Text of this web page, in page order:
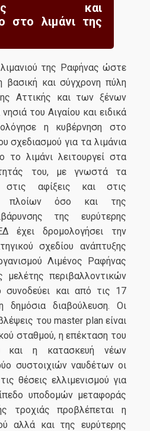
και
στο λιμάνι της
της Ραφήνας ώστε
βασική και σύγχρονη πύλη
Αττικής και των ξένων
του Αιγαίου και ειδικά
η κυβέρνηση στο
σχεδιασμού για τα λιμάνια
το λιμάνι λειτουργεί στα
του, με γνωστά τα
αφίξεις και στις
πλοίων όσο και της
της ευρύτερης
έχει δρομολογήσει την
σχεδίου ανάπτυξης
Λιμένος Ραφήνας
μελέτης περιβαλλοντικών
και από τις 17
δημόσια διαβούλευση. Οι
του master plan είναι
σταθμού, η επέκταση του
και η κατασκευή νέων
συστοιχιών ναυδέτων οι
θέσεις ελλιμενισμού για
υποδομών μεταφοράς
τροχιάς προβλέπεται η
αλλά και της ευρύτερης